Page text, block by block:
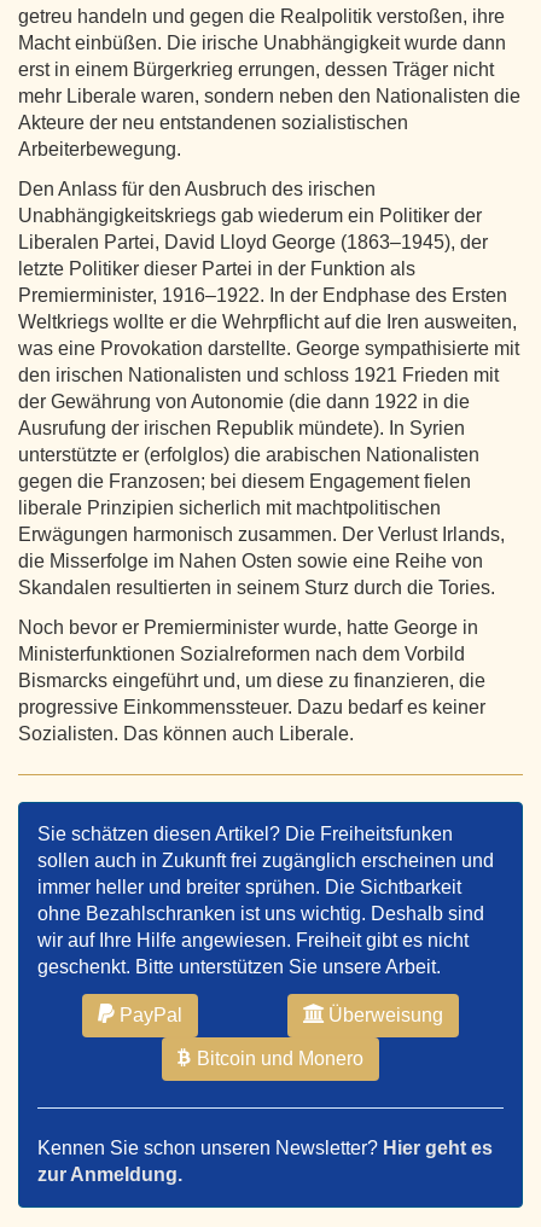
getreu handeln und gegen die Realpolitik verstoßen, ihre
Macht einbüßen. Die irische Unabhängigkeit wurde dann
erst in einem Bürgerkrieg errungen, dessen Träger nicht
mehr Liberale waren, sondern neben den Nationalisten die
Akteure der neu entstandenen sozialistischen
Arbeiterbewegung.
Den Anlass für den Ausbruch des irischen
Unabhängigkeitskriegs gab wiederum ein Politiker der
Liberalen Partei, David Lloyd George (1863–1945), der
letzte Politiker dieser Partei in der Funktion als
Premierminister, 1916–1922. In der Endphase des Ersten
Weltkriegs wollte er die Wehrpflicht auf die Iren ausweiten,
was eine Provokation darstellte. George sympathisierte mit
den irischen Nationalisten und schloss 1921 Frieden mit
der Gewährung von Autonomie (die dann 1922 in die
Ausrufung der irischen Republik mündete). In Syrien
unterstützte er (erfolglos) die arabischen Nationalisten
gegen die Franzosen; bei diesem Engagement fielen
liberale Prinzipien sicherlich mit machtpolitischen
Erwägungen harmonisch zusammen. Der Verlust Irlands,
die Misserfolge im Nahen Osten sowie eine Reihe von
Skandalen resultierten in seinem Sturz durch die Tories.
Noch bevor er Premierminister wurde, hatte George in
Ministerfunktionen Sozialreformen nach dem Vorbild
Bismarcks eingeführt und, um diese zu finanzieren, die
progressive Einkommenssteuer. Dazu bedarf es keiner
Sozialisten. Das können auch Liberale.
Sie schätzen diesen Artikel? Die Freiheitsfunken
sollen auch in Zukunft frei zugänglich erscheinen und
immer heller und breiter sprühen. Die Sichtbarkeit
ohne Bezahlschranken ist uns wichtig. Deshalb sind
wir auf Ihre Hilfe angewiesen. Freiheit gibt es nicht
geschenkt. Bitte unterstützen Sie unsere Arbeit.
PayPal Überweisung
Bitcoin und Monero
Kennen Sie schon unseren Newsletter? Hier geht es
zur Anmeldung.